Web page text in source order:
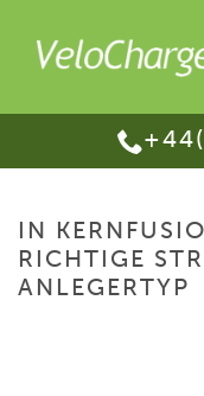
IN
RICHTIGE
ANLEGERTYP